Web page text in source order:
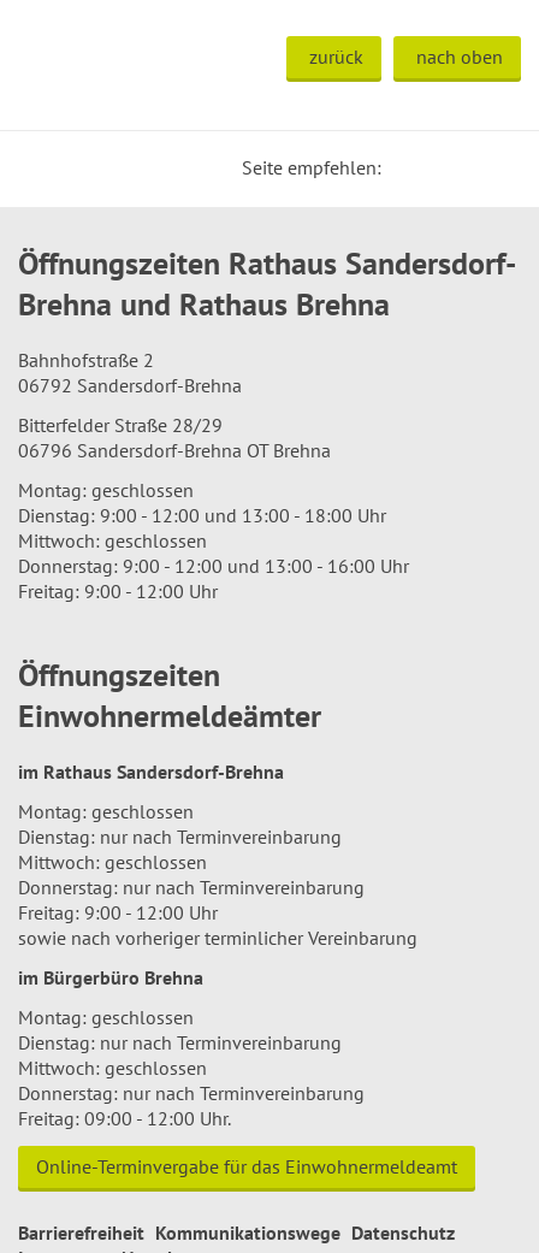
zurück nach oben
Seite empfehlen:
Öffnungszeiten Rathaus Sandersdorf-
Brehna und Rathaus Brehna
Bahnhofstraße 2
06792 Sandersdorf-Brehna
Bitterfelder Straße 28/29
06796 Sandersdorf-Brehna OT Brehna
Montag: geschlossen
Dienstag: 9:00 - 12:00 und 13:00 - 18:00 Uhr
Mittwoch: geschlossen
Donnerstag: 9:00 - 12:00 und 13:00 - 16:00 Uhr
Freitag: 9:00 - 12:00 Uhr
Öffnungszeiten
Einwohnermeldeämter
im Rathaus Sandersdorf-Brehna
Montag: geschlossen
Dienstag: nur nach Terminvereinbarung
Mittwoch: geschlossen
Donnerstag: nur nach Terminvereinbarung
Freitag: 9:00 - 12:00 Uhr
sowie nach vorheriger terminlicher Vereinbarung
im Bürgerbüro Brehna
Montag: geschlossen
Dienstag: nur nach Terminvereinbarung
Mittwoch: geschlossen
Donnerstag: nur nach Terminvereinbarung
Freitag: 09:00 - 12:00 Uhr.
Online-Terminvergabe für das Einwohnermeldeamt
Barrierefreiheit Kommunikationswege Datenschutz